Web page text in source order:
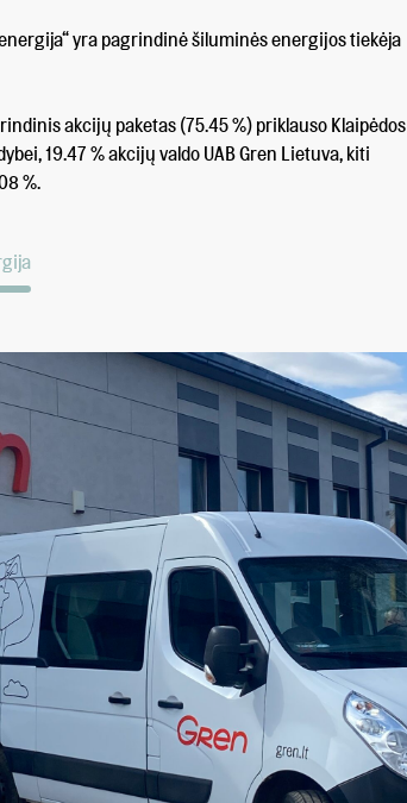
yra pagrindinė šiluminės energijos tiekėja
akcijų paketas (75.45 %) priklauso Klaipėdos
19.47 % akcijų valdo UAB Gren Lietuva, kiti
%.